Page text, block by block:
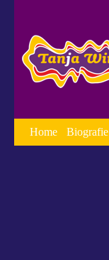
Home Biografie